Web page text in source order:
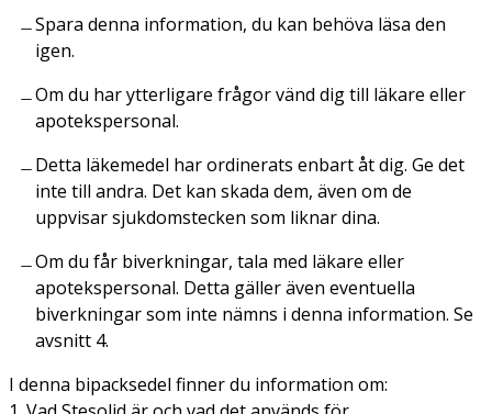
Spara denna information, du kan behöva läsa den
igen.
Om du har ytterligare frågor vänd dig till läkare eller
apotekspersonal.
Detta läkemedel har ordinerats enbart åt dig. Ge det
inte till andra. Det kan skada dem, även om de
uppvisar sjukdomstecken som liknar dina.
Om du får biverkningar, tala med läkare eller
apotekspersonal. Detta gäller även eventuella
biverkningar som inte nämns i denna information. Se
avsnitt 4.
I denna bipacksedel finner du information om: